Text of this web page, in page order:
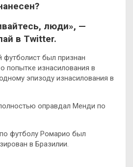
люди», —
в Twitter.
футболист был признан
попытке изнасилования в
эпизоду изнасилования в
оправдал Менди по
футболу Ромарио был
в Бразилии.